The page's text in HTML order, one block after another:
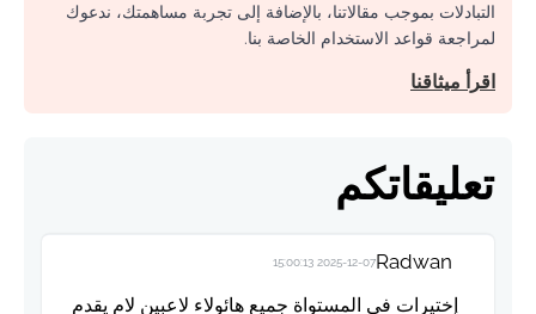
التبادلات بموجب مقالاتنا، بالإضافة إلى تجربة مساهمتك، ندعوك
لمراجعة قواعد الاستخدام الخاصة بنا.
اقرأ ميثاقنا
تعليقاتكم
Radwan
2025-12-07 15:00:13
إختيرات في المستواة جميع هائولاء لاعبين لام يقدم